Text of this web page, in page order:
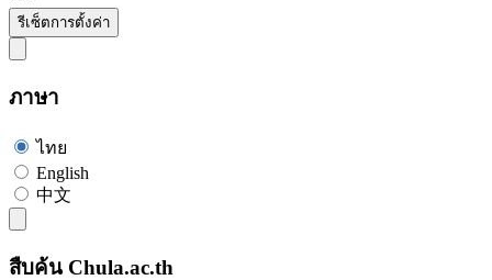
รีเซ็ตการตั้งค่า
ภาษา
ไทย
English
中文
สืบค้น Chula.ac.th